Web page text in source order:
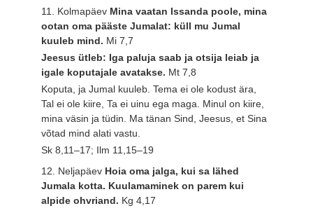
11. Kolmapäev Mina vaatan Issanda poole, mina
ootan oma pääste Jumalat: küll mu Jumal
kuuleb mind. Mi 7,7
Jeesus ütleb: Iga paluja saab ja otsija leiab ja
igale koputajale avatakse. Mt 7,8
Koputa, ja Jumal kuuleb. Tema ei ole kodust ära,
Tal ei ole kiire, Ta ei uinu ega maga. Minul on kiire,
mina väsin ja tüdin. Ma tänan Sind, Jeesus, et Sina
võtad mind alati vastu.
Sk 8,11–17; Ilm 11,15–19
12. Neljapäev Hoia oma jalga, kui sa lähed
Jumala kotta. Kuulamaminek on parem kui
alpide ohvriand. Kg 4,17